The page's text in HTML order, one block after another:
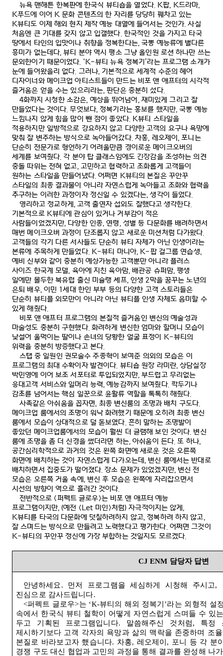
뉴욕 맨해튼 한복판에 한국식 뷰티숍을 열었다. K팝, K드라마,
K푸드에 이어 K문화 콘텐츠의 한 자리를 당당히 꿰차고 있는
K뷰티도 이제 해외 현지 제작 예능 대열에 들어서는 것인가.사실
처음엔 큰 기대를 갖지 않고 입갤했다. 한국적인 것을 가지고 타국
땅에서 타인의 입맛이나 취향을 정복한다는,국뽕 예능류에 별다른
흥미가 없는데다,뷰티 분야 역시 평소 그냥 올인원 로션 하나만 쓰는
문외한이기 때문이었다. ‘K-뷰티 뉴욕 정복기’라는 프로그램 소개가
눈에 들어왔을리 없다. 그러나, 기본적으로 세계적 수준의 헤어
디자이너와 메이크업 아티스트들이 만드는 비포 앤 애프터의 시각적
즐거움은 얻을 수는 있으리라는,판단은 충분히 섰다.
4화까지 시청한 소감은, 예상을 뛰어넘어, 재미있게 그리고 잘
만들었다는 것이다.무엇보다,정복기라는 홍보를 했지만,국뽕 예능
느낌나지 않게 힘을 많이 뺀 점이 좋았다. K뷰티 스타일을
적용하지만 일방적으로 강요하지 않고 다양한 고객의 요구나 욕망에
맞춰 잘 변주하는 방식으로 녹아들어갔다. 차홍, 레오제이,포니는
단순히 전문가로 형언하기 어려울만큼 경이로운 메이크오버의
세계를 보여줬다. 각 분야 탑 클래스임에도 긴장감을 조성하는 의견
충돌 따위는 전혀 없고, 고민하고 협력하고 조화롭게 고객들이
원하는 스타일을 만들어냈다.어쩌면 K뷰티의 본질은 꾸안꾸
스타일의 최종 결과물이 아니라 자연스럽게 녹아들고 조화와 협력을
추구하는 이러한 과정이자 정신일 수 있겠다는,생각이 들었다.
영리하고 정교하게,고객 출연자 섭외도 잘했다고 생각한다.
기본적으로K뷰티에 관심이 있거나 거부감이 적은
사람들이었겠지만, 다양한 인종,연령, 성별 등 다문화를 배려하면서
매번 메이크오버 과정이 단조롭지 않고 새로운 미션처럼 다가왔다.
고객들의 각기 다른 서사들도 단순히 뷰티 자체가 아닌 인생이라는
본류에 주목하게 만들었다. K-뷰티 마니아, K-팝 걸그룹 연습생,
예비 신부와 같이 충분히 예상가능한 고객뿐만 아니라 플러스
사이즈 한국계 모델, 육아에 지친 육아맘, 배관공 슈퍼맘,평생
일에만 몰두한 북유럽 출신 미슐랭 셰프, 인생 2막을 꿈꾸는 노년의
은퇴 배우, 이민 1세대 한인 부부 등의 다양한 고객 스토리들은
단순히 뷰티플 외모만이 아니라 아닌 뷰티플 인생 자체도 음미할 수
있게 해줬다.
비포 앤 애프터 프로그램의 본질적 즐거움인 변신의 예술성과
마술성도 충분히 구현했다. 화려하게 변신한 엄마와 할머니 모습이
낯설어 울먹이는 딸이나 손녀의 당황한 얼굴 표정이 K-뷰티의
위력을 충분히 방증했다고 본다.
스탭 중 일원인 권모술수 주종혁이 보여준 의외의 모습은 이
프로그램의 최대 수확이자 발견이다. 뷰티숍 원장 라미란,상담실장
박민영에 이어 보조 서포터로 투입되었지만,부드럽고 무리없는
응대고객 서비스와 일머리 능력,예능감까지 보여줬다. 깍두기나
감초를 넘어서는 핵심 일꾼으로 윤활류 역할을 톡톡히 해줬다.
사족같은 아쉬움을 꼽자면, 최종 변신룸의 조명과 배치 구도다.
메이크업 룸에서의 조명이 워낙 화려했기 때문에 오히려 최종 변신
룸에서 모습이 상대적으로 덜 돋보였다. 흔히 말하는 조명발이
좋았던 메이크업룸에서의 모습이 훨씬 더 글램해 보인 것이다. 변신
룸에 조명을 좀 더 신경을 썼더라면 하는,아쉬움이 든다.또 하나,
공간심리학적으로 과거의 것은 왼쪽 화면에 새로운 것은 오른쪽
화면에 배치하는 것이 자연스럽게 다가오는데, 변신 룸에서는 반대로
배치하면서 집중도가 떨어졌다.장소 문제가 있었겠지만, 변신 전
모습은 오른쪽 거울 속에, 변신 후 모습은 왼쪽에 자리잡으면서
시선의 방향이 역으로 흘러간 것이다.
전반적으로 <퍼펙트 글로우>는 비포 앤 애프터 예능
프로그램이지만, (예전 <Let 미인>처럼)자극적이지는 않게,
K뷰티를 타국의 다문화에 덧칠하려하지 않고,정복하려 하지 않고,
잘 스며드는 방식으로 만들려고 노력했다고 평가한다. 어쩌면 그것이
K-뷰티의 꾸안꾸 정신에 가장 부합하는 것일지도 모르겠다.
CJ ENM 담당자 답변
안녕하세요 . 먼저 프로그램을 세심하게 시청해 주시고,
진심으로 감사드립니다.
<퍼펙트 글로우>는 ‘K-뷰티의 해외 정복기 ’라는 외형적 설
속에서 한국식 뷰티 철학이 어떻게 자연스럽게 스며들 수 있
두고 기획된 프로그램입니다. 말씀해주신 것처럼, 특정
제시하기보다 고객 각자의 욕망과 삶의 맥락을 존중하며 조
본질로 바라보고자 했습니다. 차홍, 레오제이 , 포니 등 각 분
경쟁 구도 대신 협업과 고민의 과정을 통해 결과를 완성해 나